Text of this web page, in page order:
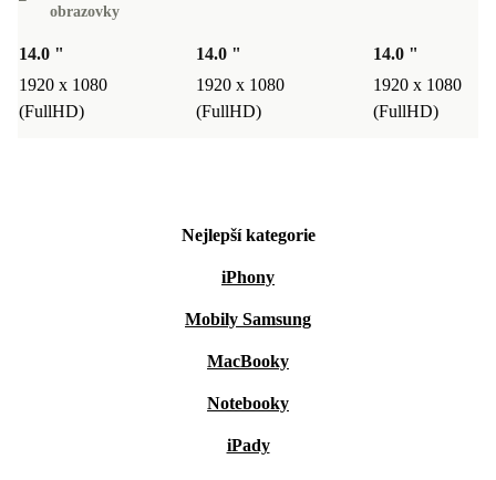
obrazovky
14.0 "
1920 x 1080
(FullHD)
14.0 "
1920 x 1080
(FullHD)
14.0 "
1920 x 1080
(FullHD)
Nejlepší kategorie
iPhony
Mobily Samsung
MacBooky
Notebooky
iPady